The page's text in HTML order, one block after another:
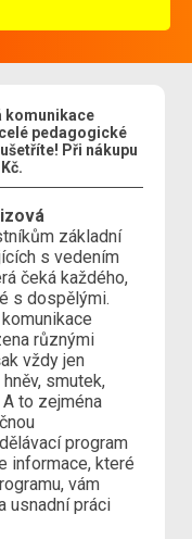
komunikace
pedagogické
Při nákupu
základní
s vedením
čeká každého,
s dospělými.
různými
vždy jen
smutek,
to zejména
program
informace, které
vám
usnadní práci